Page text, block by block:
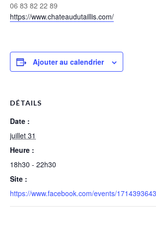
06 83 82 22 89
https://www.chateaudutaillis.com/
Ajouter au calendrier
DÉTAILS
Date :
juillet 31
Heure :
18h30 - 22h30
Site :
https://www.facebook.com/events/